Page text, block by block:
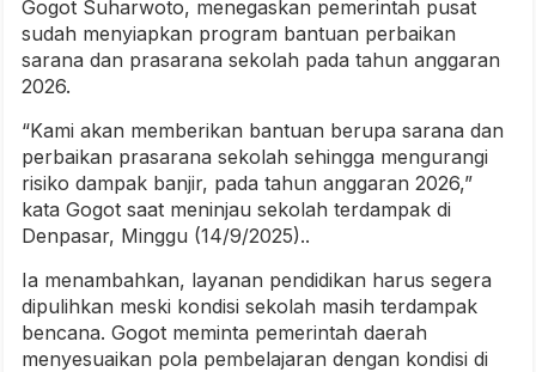
Gogot Suharwoto, menegaskan pemerintah pusat
sudah menyiapkan program bantuan perbaikan
sarana dan prasarana sekolah pada tahun anggaran
2026.
“Kami akan memberikan bantuan berupa sarana dan
perbaikan prasarana sekolah sehingga mengurangi
risiko dampak banjir, pada tahun anggaran 2026,”
kata Gogot saat meninjau sekolah terdampak di
Denpasar, Minggu (14/9/2025)..
Ia menambahkan, layanan pendidikan harus segera
dipulihkan meski kondisi sekolah masih terdampak
bencana. Gogot meminta pemerintah daerah
menyesuaikan pola pembelajaran dengan kondisi di